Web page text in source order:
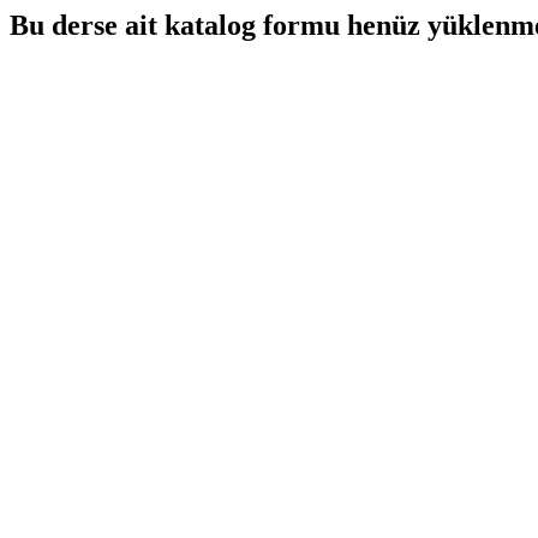
Bu derse ait katalog formu henüz